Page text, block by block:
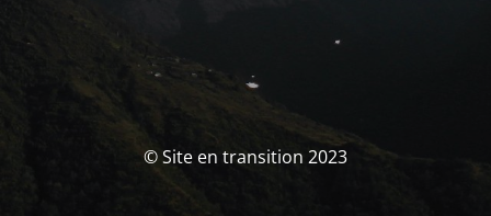
© Site en transition 2023